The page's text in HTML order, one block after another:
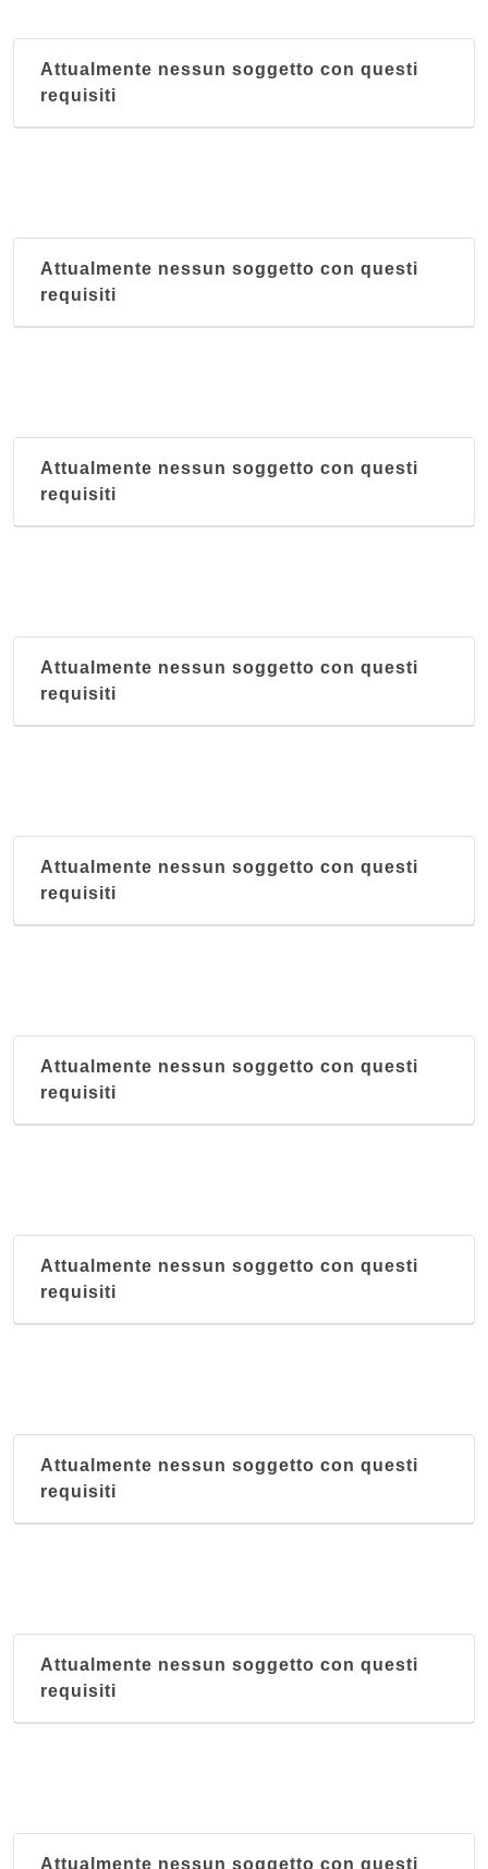
Attualmente nessun soggetto con questi
requisiti
Attualmente nessun soggetto con questi
requisiti
Attualmente nessun soggetto con questi
requisiti
Attualmente nessun soggetto con questi
requisiti
Attualmente nessun soggetto con questi
requisiti
Attualmente nessun soggetto con questi
requisiti
Attualmente nessun soggetto con questi
requisiti
Attualmente nessun soggetto con questi
requisiti
Attualmente nessun soggetto con questi
requisiti
Attualmente nessun soggetto con questi